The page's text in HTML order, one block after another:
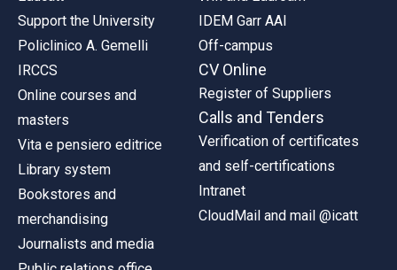
Support the University
Policlinico A. Gemelli
IRCCS
Online courses and
masters
Vita e pensiero editrice
Library system
Bookstores and
merchandising
Journalists and media
IDEM Garr AAI
Off-campus
CV Online
Register of Suppliers
Calls and Tenders
Verification of certificates
and self-certifications
Intranet
CloudMail and mail @icatt